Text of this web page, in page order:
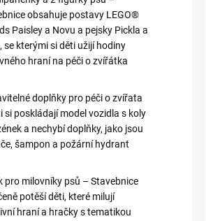
obsahuje postavy LEGO®
Paisley a Novu a pejsky Pickla a
se kterými si děti užijí hodiny
hraní na péči o zvířátka
doplňky pro péči o zvířata
si poskládají model vozidla s koly
a nechybí doplňky, jako jsou
šampon a požární hydrant
pro milovníky psů – Stavebnice
potěší děti, které milují
hraní a hračky s tematikou